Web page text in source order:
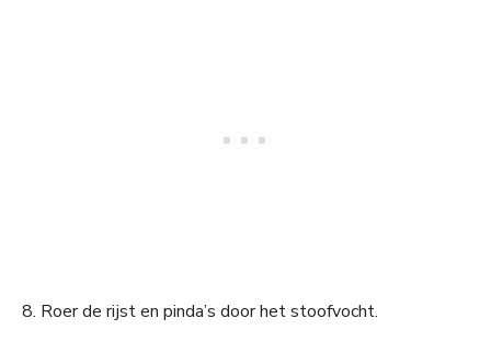
8. Roer de rijst en pinda’s door het stoofvocht.